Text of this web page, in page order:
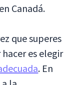
Canadá.
que superes
es elegir
. En